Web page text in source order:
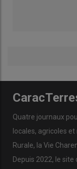
Quatre journaux
locales, agricoles
Rurale, la Vie
Depuis 2022, le